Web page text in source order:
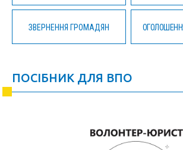
ЗВЕРНЕННЯ ГРОМАДЯН
ПОСІБНИК ДЛЯ ВПО